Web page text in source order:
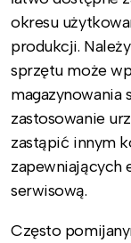
okresu
produkcji.
sprzętu może
magazynowania
zastosowanie
zastąpić innym
zapewniających
serwisową.
Często